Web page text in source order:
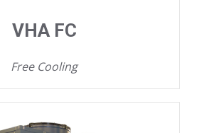
VHA FC
Free Cooling